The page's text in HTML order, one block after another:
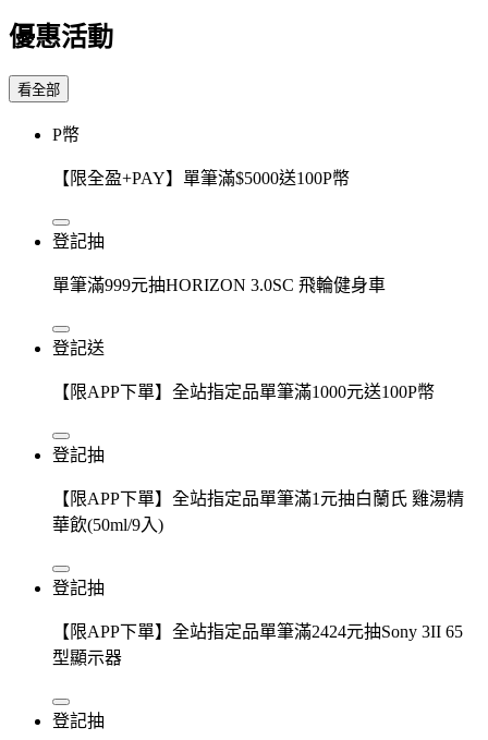
優惠活動
看全部
P幣
【限全盈+PAY】單筆滿$5000送100P幣
登記抽
單筆滿999元抽HORIZON 3.0SC 飛輪健身車
登記送
【限APP下單】全站指定品單筆滿1000元送100P幣
登記抽
【限APP下單】全站指定品單筆滿1元抽白蘭氏 雞湯精
華飲(50ml/9入)
登記抽
【限APP下單】全站指定品單筆滿2424元抽Sony 3II 65
型顯示器
登記抽